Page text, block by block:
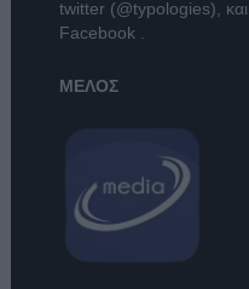
twitter (@typologies) ,
Facebook
ΜΕΛΟΣ